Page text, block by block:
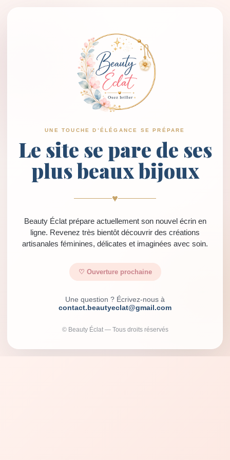
UNE TOUCHE D’ÉLÉGANCE SE PRÉPARE
Le site se pare de ses
plus beaux bijoux
♥
Beauty Éclat prépare actuellement son nouvel écrin en
ligne. Revenez très bientôt découvrir des créations
artisanales féminines, délicates et imaginées avec soin.
♡ Ouverture prochaine
Une question ? Écrivez-nous à
contact.beautyeclat@gmail.com
© Beauty Éclat — Tous droits réservés